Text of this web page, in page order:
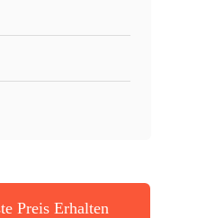
Preis Erhalten